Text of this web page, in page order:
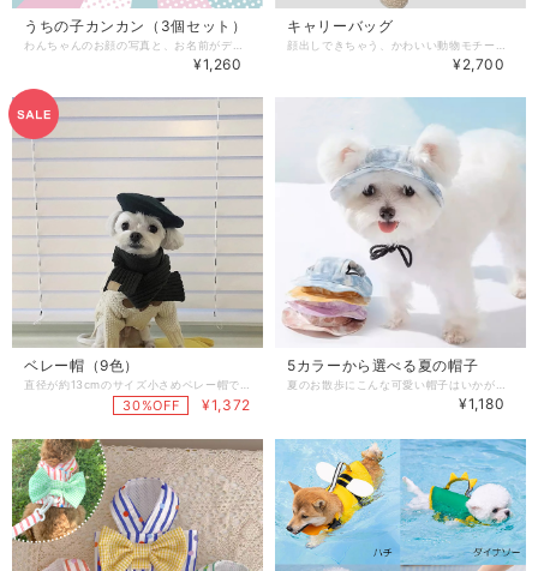
うちの子カンカン（3個セット）
¥1,260
キャリーバッグ
¥2,700
ベレー帽（9色）
30%OFF ¥1,372
5カラーから選べる夏の帽子
¥1,180